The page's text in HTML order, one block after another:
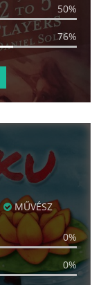
50%
76%
MŰVÉSZ
0%
0%